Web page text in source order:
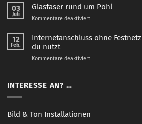
in
03
Juli
Glasfaser rund um Pöhl
Kommentare deaktiviertfür
rund
12
Feb.
Internetanschluss ohne
du nutzt
Kommentare deaktiviertfür
das,
INTERESSE AN? …
Bild & Ton Installationen